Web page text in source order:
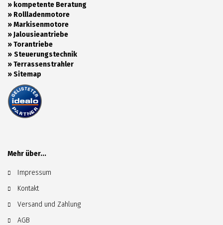
» kompetente Beratung
» Rollladenmotore
»Markisenmotore
»Jalousieantriebe
»Torantriebe
» Steuerungstechnik
»Terrassenstrahler
»Sitemap
Mehr über...
Impressum
Kontakt
Versand und Zahlung
AGB